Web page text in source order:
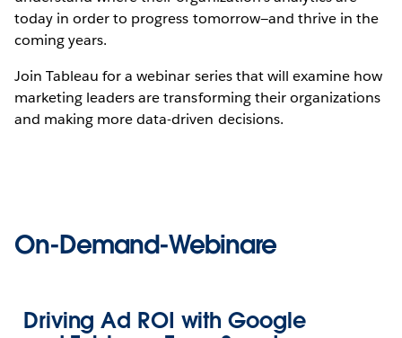
today in order to progress tomorrow—and thrive in the
coming years.
Join Tableau for a webinar series that will examine how
marketing leaders are transforming their organizations
and making more data-driven decisions.
On-Demand-Webinare
Driving Ad ROI with Google